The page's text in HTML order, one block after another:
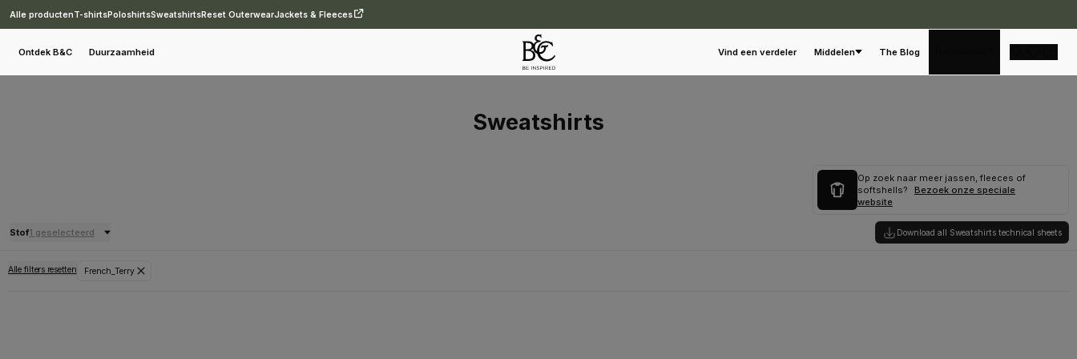
Alle productenT-shirtsPoloshirtsSweatshirtsReset OuterwearJackets & Fleeces
Ontdek B&C Duurzaamheid Vind een verdeler Middelen The Blog
Sweatshirts
Op zoek naar meer jassen, fleeces of
softshells?
Bezoek onze speciale
website
Stof1 geselecteerd Download all Sweatshirts technical sheets
Alle filters resetten French_Terry